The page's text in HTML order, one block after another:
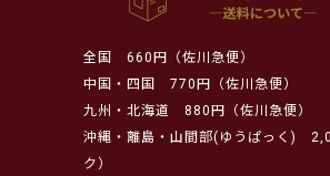
全国
660円（佐川急便）
中国・四国
770円（佐川急便）
九州・北海道
880円（佐川急便）
沖縄・離島・山間部(ゆうぱっく)
ク）